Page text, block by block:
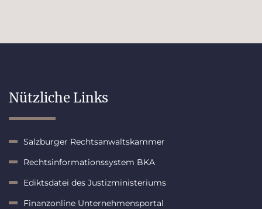
Nützliche Links
Salzburger Rechtsanwaltskammer
Rechtsinformationssystem BKA
Ediktsdatei des Justizministeriums
Finanzonline Unternehmensportal